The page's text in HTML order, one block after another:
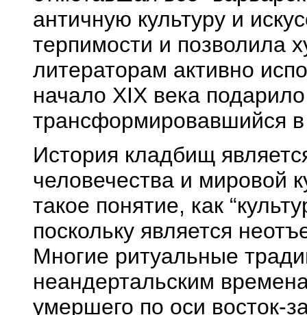
античную культуру и
терпимости и позволила
литераторам активно
начало XIX века
трансформировавшийся
История кладбищ
человечества и мировой
такое понятие, как
поскольку является
Многие ритуальные
неандертальским
умершего по оси восток-